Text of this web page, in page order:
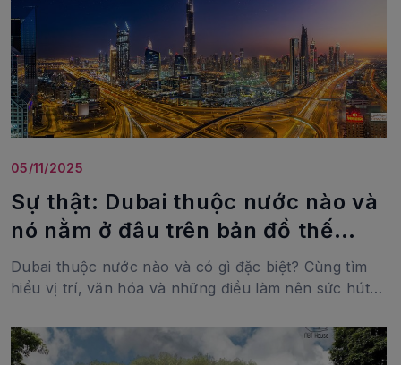
05/11/2025
Sự thật: Dubai thuộc nước nào và
nó nằm ở đâu trên bản đồ thế
giới?
Dubai thuộc nước nào và có gì đặc biệt? Cùng tìm
hiểu vị trí, văn hóa và những điều làm nên sức hút